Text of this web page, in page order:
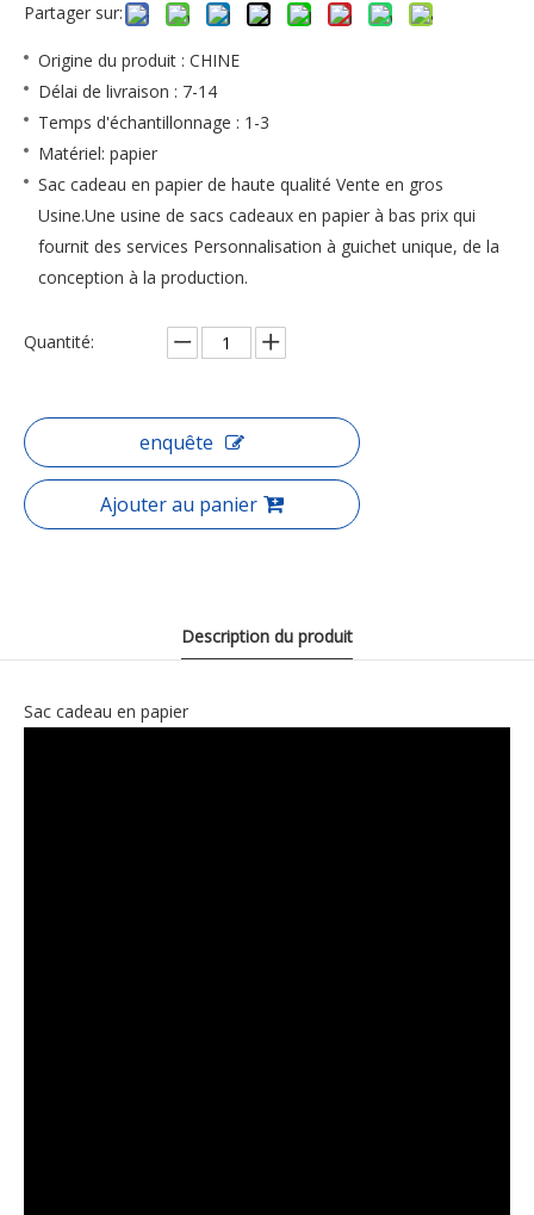
Partager sur:
Origine du produit : CHINE
Délai de livraison : 7-14
Temps d'échantillonnage : 1-3
Matériel: papier
Sac cadeau en papier de haute qualité Vente en gros
Usine.Une usine de sacs cadeaux en papier à bas prix qui
fournit des services Personnalisation à guichet unique, de la
conception à la production.
Quantité:
enquête
Ajouter au panier
Description du produit
Sac cadeau en papier